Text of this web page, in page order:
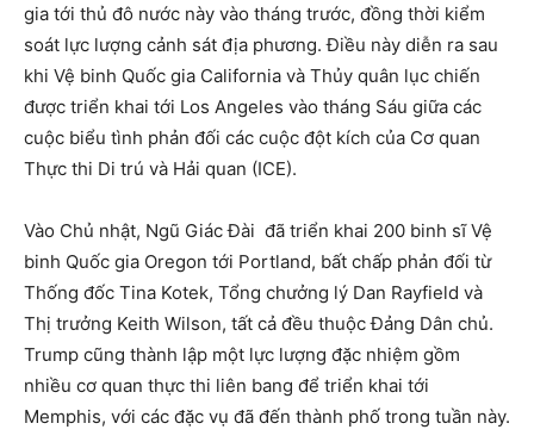
gia tới thủ đô nước này vào tháng trước, đồng thời kiểm
soát lực lượng cảnh sát địa phương. Điều này diễn ra sau
khi Vệ binh Quốc gia California và Thủy quân lục chiến
được triển khai tới Los Angeles vào tháng Sáu giữa các
cuộc biểu tình phản đối các cuộc đột kích của Cơ quan
Thực thi Di trú và Hải quan (ICE).
Vào Chủ nhật, Ngũ Giác Đài đã triển khai 200 binh sĩ Vệ
binh Quốc gia Oregon tới Portland, bất chấp phản đối từ
Thống đốc Tina Kotek, Tổng chưởng lý Dan Rayfield và
Thị trưởng Keith Wilson, tất cả đều thuộc Đảng Dân chủ.
Trump cũng thành lập một lực lượng đặc nhiệm gồm
nhiều cơ quan thực thi liên bang để triển khai tới
Memphis, với các đặc vụ đã đến thành phố trong tuần này.